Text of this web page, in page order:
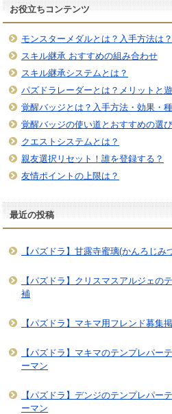
お役立ちコンテンツ
モンスターメダルとは？入手方法は？
スキル継承 おすすめの組み合わせ
スキル継承システムとは？
パズドラレーダーとは？メリットと
覚醒バッジとは？入手方法・効果・
覚醒バッジの使い道とおすすめの選
クエストシステムとは？
親友選択リセット！誰を登録する？
友情ポイントの上限は？
最近の投稿
【パズドラ】甘露寺蜜璃(かんろじ
【パズドラ】クリスマスアルジェの
補
【パズドラ】マキマ用フレンド募集
【パズドラ】マキマのテンプレパー
ーマン
【パズドラ】デンジのテンプレパー
ーマン